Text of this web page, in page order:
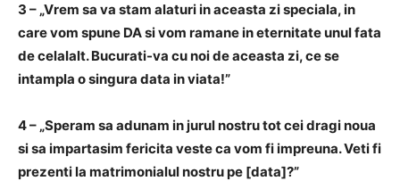
3 – „Vrem sa va stam alaturi in aceasta zi speciala, in
care vom spune DA si vom ramane in eternitate unul fata
de celalalt. Bucurati-va cu noi de aceasta zi, ce se
intampla o singura data in viata!”
4 – „Speram sa adunam in jurul nostru tot cei dragi noua
si sa impartasim fericita veste ca vom fi impreuna. Veti fi
prezenti la matrimonialul nostru pe [data]?”